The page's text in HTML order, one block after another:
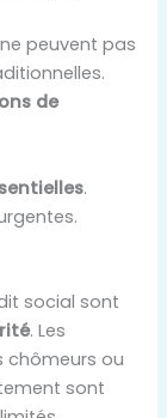
peuvent pas
de
.
social sont
. Les
chômeurs ou
sont